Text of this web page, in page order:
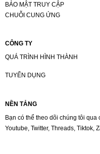
BẢO MẬT TRUY CẬP
CHUỖI CUNG ỨNG
CÔNG TY
QUÁ TRÌNH HÌNH THÀNH
TUYỂN DỤNG
NỀN TẢNG
Bạn có thể theo dõi chúng tôi qua
Youtube, Twitter, Threads, Tiktok,